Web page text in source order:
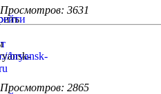
Просмотров: 3631
Просмотров: 2865